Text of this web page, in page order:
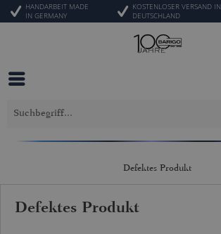
HANDARBEIT MADE
IN GERMANY
KOSTENLOSER VERSAND IN
DEUTSCHLAND
Defektes Produkt
Defektes Produkt